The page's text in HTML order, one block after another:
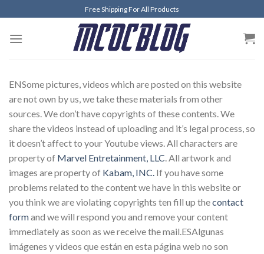
to
content
Free Shipping For All Products
ENSome pictures, videos which are posted on this website
are not own by us, we take these materials from other
sources. We don’t have copyrights of these contents. We
share the videos instead of uploading and it’s legal process, so
it doesn’t affect to your Youtube views. All characters are
property of Marvel Entretainment, LLC. All artwork and
images are property of Kabam, INC. If you have some
problems related to the content we have in this website or
you think we are violating copyrights ten fill up thecontact
formand we will respond you and remove your content
immediately as soon as we receive the mail.ESAlgunas
imágenes y videos que están en esta página web no son